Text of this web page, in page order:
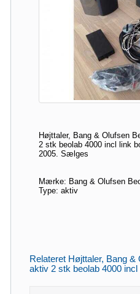
Højttaler, Bang & Olufsen
2 stk beolab 4000 incl link
2005. Sælges
Mærke: Bang & Olufsen
Type: aktiv
Relateret Højttaler, Bang &
aktiv 2 stk beolab 4000